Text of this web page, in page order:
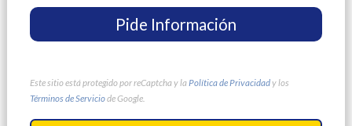
Este sitio está protegido por reCaptcha y la Política de Privacidady los
Términos de Serviciode Google.